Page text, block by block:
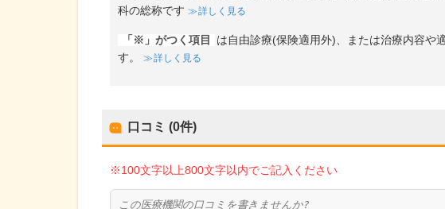
科の総称です
詳しく見る
「※」がつく項目
は自由診療(保険適用外)、または治療内容や
す。
詳しく見る
口コミ (0件)
※100文字以上800文字以内でご記入ください